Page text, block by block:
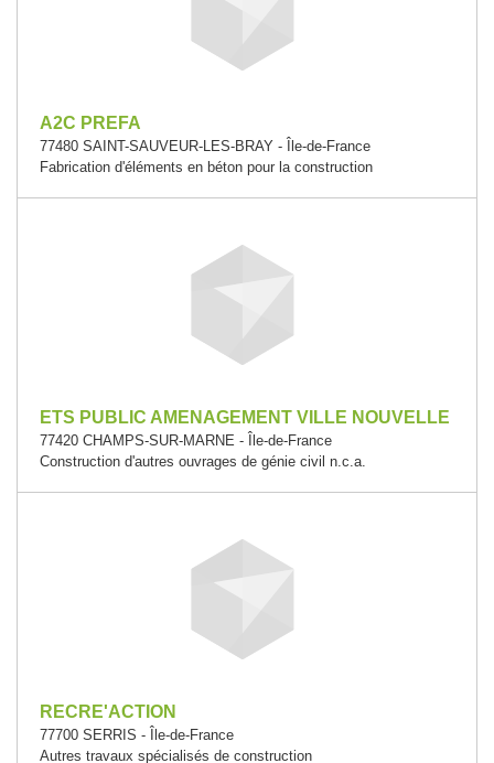
A2C PREFA
77480 SAINT-SAUVEUR-LES-BRAY - Île-de-France
Fabrication d'éléments en béton pour la construction
ETS PUBLIC AMENAGEMENT VILLE NOUVELLE
77420 CHAMPS-SUR-MARNE - Île-de-France
Construction d'autres ouvrages de génie civil n.c.a.
RECRE'ACTION
77700 SERRIS - Île-de-France
Autres travaux spécialisés de construction